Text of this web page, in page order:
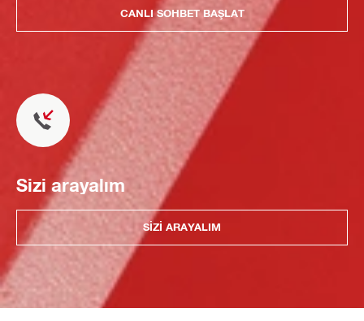
CANLI SOHBET BAŞLAT
Sizi arayalım
SIZI ARAYALIM